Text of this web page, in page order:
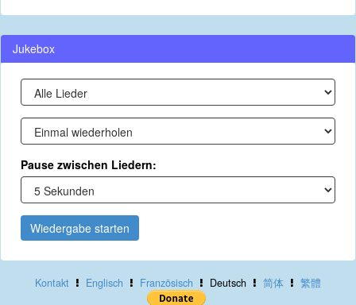
Jukebox
Pause zwischen Liedern:
Wiedergabe starten
Kontakt Englisch Französisch Deutsch 简体 繁體